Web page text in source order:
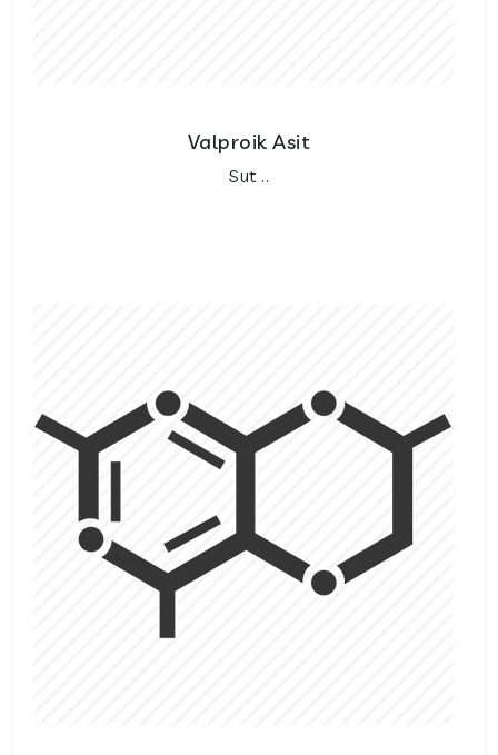
Valproik Asit
Sut ..